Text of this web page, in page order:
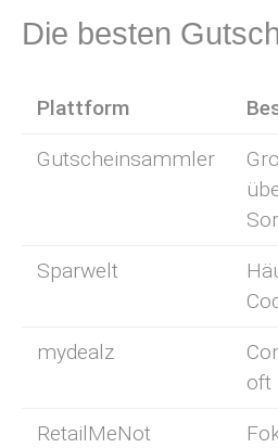
Die besten
Plattform
Gutscheinsammler
Sparwelt
mydealz
oft
RetailMeNot